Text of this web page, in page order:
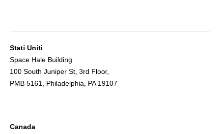
Stati Uniti
Space Hale Building
100 South Juniper St, 3rd Floor,
PMB 5161, Philadelphia, PA 19107
Canada